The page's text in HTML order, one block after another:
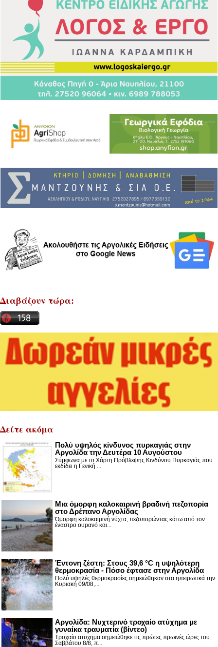
Διαβάζουν τώρα:
Δείτε ακόμα
Πολύ υψηλός κίνδυνος πυρκαγιάς στην
Αργολίδα την Δευτέρα 10 Αυγούστου
Σύμφωνα με το Χάρτη Πρόβλεψης Κινδύνου Πυρκαγιάς που
εκδίδει η Γενική ...
Μια όμορφη καλοκαιρινή βραδινή πεζοπορία
στο Δρέπανο Αργολίδας
Όμορφη καλοκαιρινή νύχτα, πεζοπορώντας κάτω από τον
έναστρο ουρανό και...
Έντονη ζέστη: Στους 39,6 °C η υψηλότερη
θερμοκρασία - Πόσο έφτασε στην Αργολίδα
Πολύ υψηλές θερμοκρασίες σημειώθηκαν στα ηπειρωτικά την
Κυριακή 09/08,...
Αργολίδα: Νυχτερινό τροχαίο ατύχημα με
γυναίκα τραυματία (βίντεο)
Τροχαίο ατυχημα σημειώθηκε τις πρώτες πρωινές ώρες του
Σαββάτου 8/8, π...